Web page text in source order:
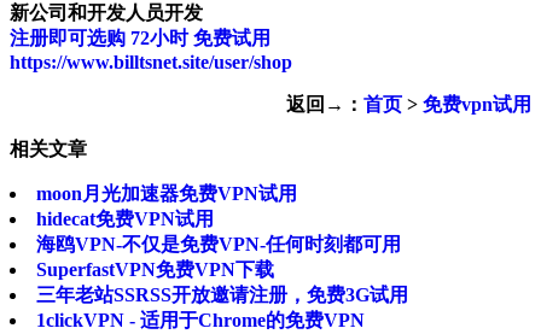
新公司和开发人员开发
注册即可选购 72小时 免费试用
https://www.billtsnet.site/user/shop
返回→： 首页 > 免费vpn试用
相关文章
moon月光加速器免费VPN试用
hidecat免费VPN试用
海鸥VPN-不仅是免费VPN-任何时刻都可用
SuperfastVPN免费VPN下载
三年老站SSRSS开放邀请注册，免费3G试用
1clickVPN - 适用于Chrome的免费VPN